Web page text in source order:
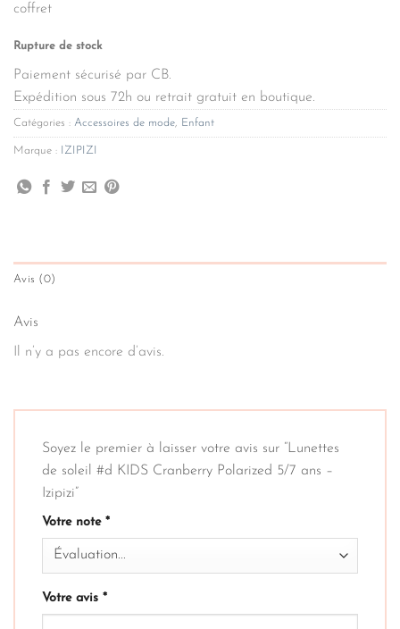
coffret
Rupture de stock
Paiement sécurisé par CB.
Expédition sous 72h ou retrait gratuit en boutique.
Catégories : Accessoires de mode, Enfant
Marque : IZIPIZI
Avis (0)
Avis
Il n’y a pas encore d’avis.
Soyez le premier à laisser votre avis sur “Lunettes
de soleil #d KIDS Cranberry Polarized 5/7 ans –
Izipizi”
Votre note *
Votre avis *